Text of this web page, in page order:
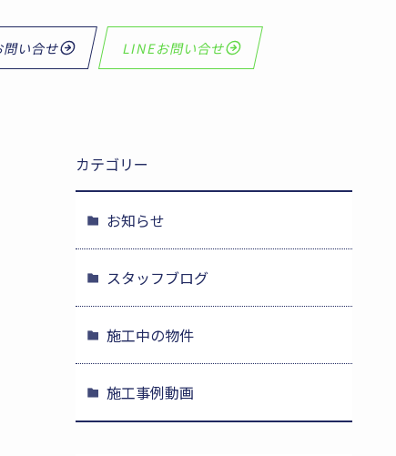
問い合せ LINEお問い合せ
カテゴリー
お知らせ
スタッフブログ
施工中の物件
施工事例動画